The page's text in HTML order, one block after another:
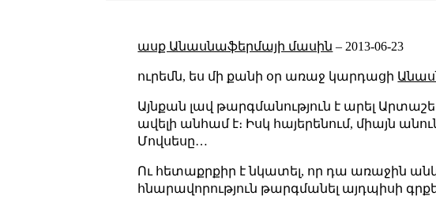
ասք Անասնաֆերմայի մասին – 2013-06-23
ուրեմն, ես մի քանի օր առաջ կարդացի
Այնքան լավ թարգմանություն է արել
ավելի անհամ է։ Իսկ հայերենում, միայն
Մովսեսը…
Ու հետաքրքիր է նկատել, որ դա առաջին
հնարավորություն թարգմանել այդպիսի